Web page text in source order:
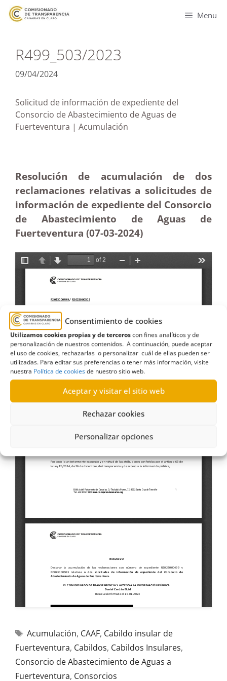
Consentimiento de cookies
Utilizamos cookies propias y de terceroscon fines analíticos y de
personalización de nuestros contenidos. A continuación, puede aceptar
el uso de cookies, rechazarlas o personalizar cuál de ellas pueden ser
utilizadas. Para editar sus preferencias o tener más información, visite
nuestra Política de cookiesde nuestro sitio web.
Aceptar y visitar el sitio web
Rechazar cookies
Personalizar opciones
Menu
R499_503/2023
09/04/2024
Solicitud de información de expediente del
Consorcio de Abastecimiento de Aguas de
Fuerteventura | Acumulación
Resolución de acumulación de dos
reclamaciones relativas a solicitudes de
información de expediente del Consorcio
de Abastecimiento de Aguas de
Fuerteventura (07-03-2024)
Acumulación, CAAF, Cabildo insular de
Fuerteventura, Cabildos, Cabildos Insulares,
Consorcio de Abastecimiento de Aguas a
Fuerteventura, Consorcios